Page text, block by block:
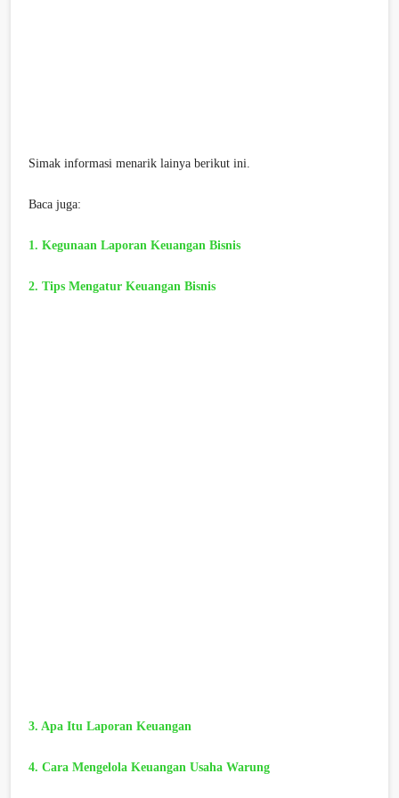
Simak informasi menarik lainya berikut ini.
Baca juga:
1. Kegunaan Laporan Keuangan Bisnis
2. Tips Mengatur Keuangan Bisnis
3. Apa Itu Laporan Keuangan
4. Cara Mengelola Keuangan Usaha Warung